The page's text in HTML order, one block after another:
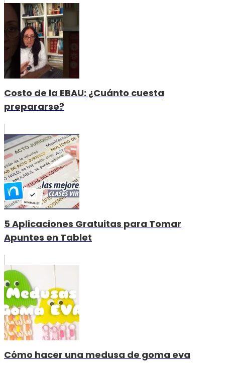
Costo de la EBAU: ¿Cuánto cuesta
prepararse?
5 Aplicaciones Gratuitas para Tomar
Apuntes en Tablet
Cómo hacer una medusa de goma eva